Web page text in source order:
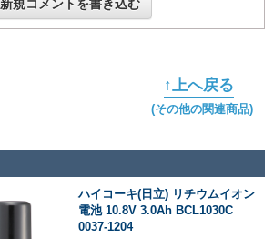
新規コメントを書き込む
↑上へ戻る
(その他の関連商品)
ハイコーキ(日立) リチウムイオン
電池 10.8V 3.0Ah BCL1030C
0037-1204